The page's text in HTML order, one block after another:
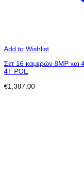
Add to Wishlist
Σετ 16 καμερών 8MP και
4Τ POE
€1,387.00